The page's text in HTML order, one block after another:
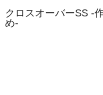
クロスオーバーSS -
め-